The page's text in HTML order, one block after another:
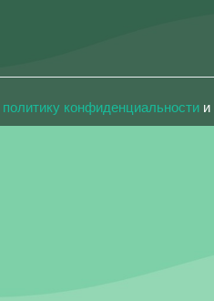
политику конфиденциальности и